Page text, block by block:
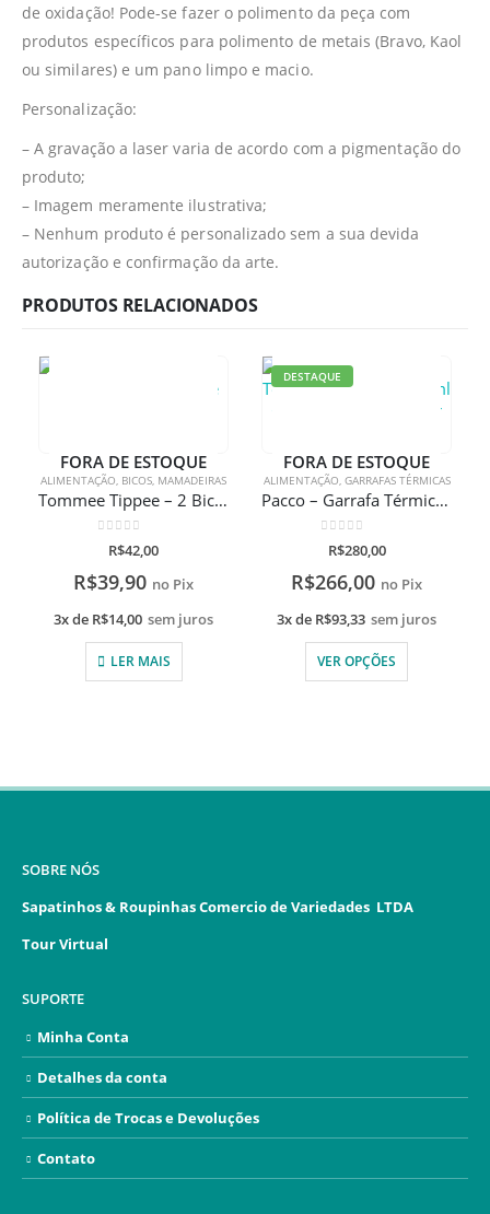
de oxidação! Pode-se fazer o polimento da peça com
produtos específicos para polimento de metais (Bravo, Kaol
ou similares) e um pano limpo e macio.
Personalização:
– A gravação a laser varia de acordo com a pigmentação do
produto;
– Imagem meramente ilustrativa;
– Nenhum produto é personalizado sem a sua devida
autorização e confirmação da arte.
PRODUTOS RELACIONADOS
FORA DE ESTOQUE
ALIMENTAÇÃO, BICOS, MAMADEIRAS
Tommee Tippee – 2 Bicos Closer To Nature fluxo rápido
de 5
R$42,00
R$39,90 no Pix
3x de R$14,00 sem juros
LER MAIS
DESTAQUE
FORA DE ESTOQUE
ALIMENTAÇÃO, GARRAFAS TÉRMICAS
Pacco – Garrafa Térmica Hydra V2 650ml Com Gravação A Laser
de 5
R$280,00
R$266,00 no Pix
3x de R$93,33 sem juros
VER OPÇÕES
SOBRE NÓS
Sapatinhos & Roupinhas Comercio de Variedades LTDA
Tour Virtual
SUPORTE
Minha Conta
Detalhes da conta
Política de Trocas e Devoluções
Contato